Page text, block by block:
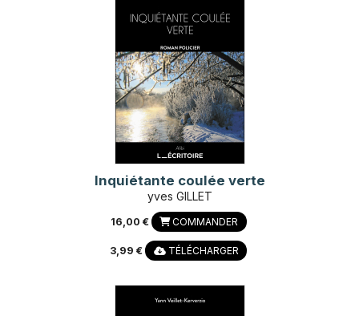
Inquiétante coulée verte
yves GILLET
16,00 € COMMANDER
3,99 € TÉLÉCHARGER